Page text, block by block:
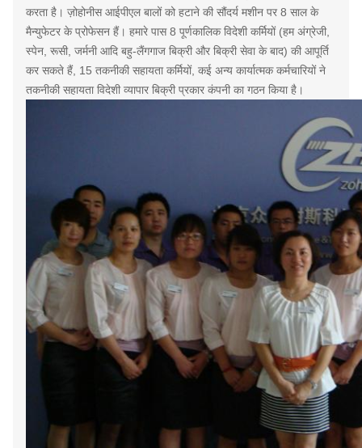
करता है। ज़ोहोनीस आईपीएल बालों को हटाने की सौंदर्य मशीन पर 8 साल के
मैन्युफेटर के प्रोफेसन हैं। हमारे पास 8 पूर्णकालिक विदेशी कर्मियों (हम अंग्रेजी,
स्पेन, रूसी, जर्मनी आदि बहु-लैंगगाज बिक्री और बिक्री सेवा के बाद) की आपूर्ति
कर सकते हैं, 15 तकनीकी सहायता कर्मियों, कई अन्य कार्यात्मक कर्मचारियों ने
तकनीकी सहायता विदेशी व्यापार बिक्री प्रकार कंपनी का गठन किया है।